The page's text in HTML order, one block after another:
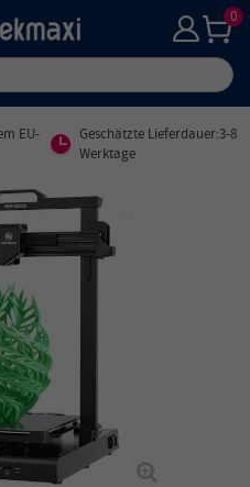
0
EU-
Geschätzte Lieferdauer:3-8
Werktage